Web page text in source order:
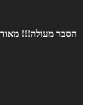
הסבר מעולה!!! מאוד